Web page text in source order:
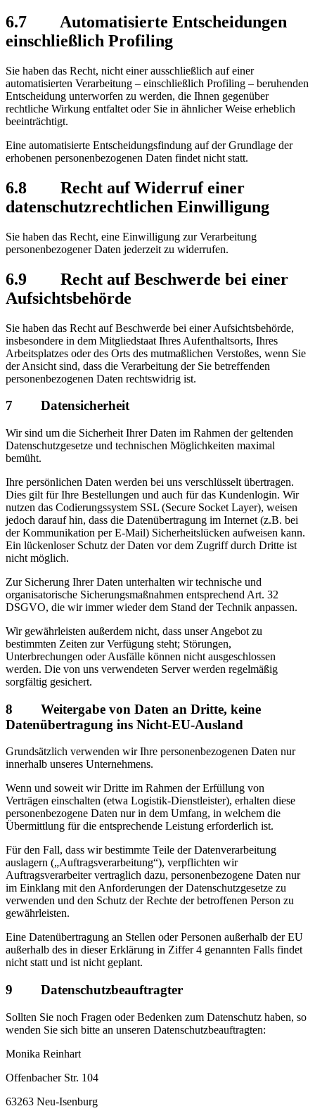
6.7 Automatisierte Entscheidungen
einschließlich Profiling
Sie haben das Recht, nicht einer ausschließlich auf einer
automatisierten Verarbeitung – einschließlich Profiling – beruhenden
Entscheidung unterworfen zu werden, die Ihnen gegenüber
rechtliche Wirkung entfaltet oder Sie in ähnlicher Weise erheblich
beeinträchtigt.
Eine automatisierte Entscheidungsfindung auf der Grundlage der
erhobenen personenbezogenen Daten findet nicht statt.
6.8 Recht auf Widerruf einer
datenschutzrechtlichen Einwilligung
Sie haben das Recht, eine Einwilligung zur Verarbeitung
personenbezogener Daten jederzeit zu widerrufen.
6.9 Recht auf Beschwerde bei einer
Aufsichtsbehörde
Sie haben das Recht auf Beschwerde bei einer Aufsichtsbehörde,
insbesondere in dem Mitgliedstaat Ihres Aufenthaltsorts, Ihres
Arbeitsplatzes oder des Orts des mutmaßlichen Verstoßes, wenn Sie
der Ansicht sind, dass die Verarbeitung der Sie betreffenden
personenbezogenen Daten rechtswidrig ist.
7 Datensicherheit
Wir sind um die Sicherheit Ihrer Daten im Rahmen der geltenden
Datenschutzgesetze und technischen Möglichkeiten maximal
bemüht.
Ihre persönlichen Daten werden bei uns verschlüsselt übertragen.
Dies gilt für Ihre Bestellungen und auch für das Kundenlogin. Wir
nutzen das Codierungssystem SSL (Secure Socket Layer), weisen
jedoch darauf hin, dass die Datenübertragung im Internet (z.B. bei
der Kommunikation per E-Mail) Sicherheitslücken aufweisen kann.
Ein lückenloser Schutz der Daten vor dem Zugriff durch Dritte ist
nicht möglich.
Zur Sicherung Ihrer Daten unterhalten wir technische und
organisatorische Sicherungsmaßnahmen entsprechend Art. 32
DSGVO, die wir immer wieder dem Stand der Technik anpassen.
Wir gewährleisten außerdem nicht, dass unser Angebot zu
bestimmten Zeiten zur Verfügung steht; Störungen,
Unterbrechungen oder Ausfälle können nicht ausgeschlossen
werden. Die von uns verwendeten Server werden regelmäßig
sorgfältig gesichert.
8 Weitergabe von Daten an Dritte, keine
Datenübertragung ins Nicht-EU-Ausland
Grundsätzlich verwenden wir Ihre personenbezogenen Daten nur
innerhalb unseres Unternehmens.
Wenn und soweit wir Dritte im Rahmen der Erfüllung von
Verträgen einschalten (etwa Logistik-Dienstleister), erhalten diese
personenbezogene Daten nur in dem Umfang, in welchem die
Übermittlung für die entsprechende Leistung erforderlich ist.
Für den Fall, dass wir bestimmte Teile der Datenverarbeitung
auslagern („Auftragsverarbeitung“), verpflichten wir
Auftragsverarbeiter vertraglich dazu, personenbezogene Daten nur
im Einklang mit den Anforderungen der Datenschutzgesetze zu
verwenden und den Schutz der Rechte der betroffenen Person zu
gewährleisten.
Eine Datenübertragung an Stellen oder Personen außerhalb der EU
außerhalb des in dieser Erklärung in Ziffer 4 genannten Falls findet
nicht statt und ist nicht geplant.
9 Datenschutzbeauftragter
Sollten Sie noch Fragen oder Bedenken zum Datenschutz haben, so
wenden Sie sich bitte an unseren Datenschutzbeauftragten:
Monika Reinhart
Offenbacher Str. 104
63263 Neu-Isenburg